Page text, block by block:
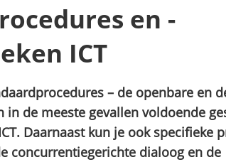
en -
ICT
– de openbare en
in de meeste gevallen voldoende
Daarnaast kun je ook specifieke
concurrentiegerichte dialoog en de